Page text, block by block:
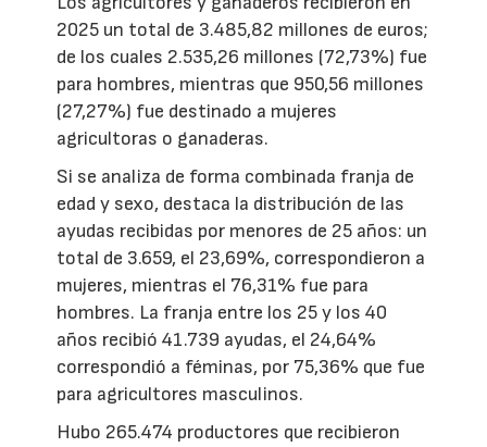
2025 un total de 3.485,82 millones de euros;
de los cuales 2.535,26 millones (72,73%) fue
para hombres, mientras que 950,56 millones
(27,27%) fue destinado a mujeres
agricultoras o ganaderas.
Si se analiza de forma combinada franja de
edad y sexo, destaca la distribución de las
ayudas recibidas por menores de 25 años: un
total de 3.659, el 23,69%, correspondieron a
mujeres, mientras el 76,31% fue para
hombres. La franja entre los 25 y los 40
años recibió 41.739 ayudas, el 24,64%
correspondió a féminas, por 75,36% que fue
para agricultores masculinos.
Hubo 265.474 productores que recibieron